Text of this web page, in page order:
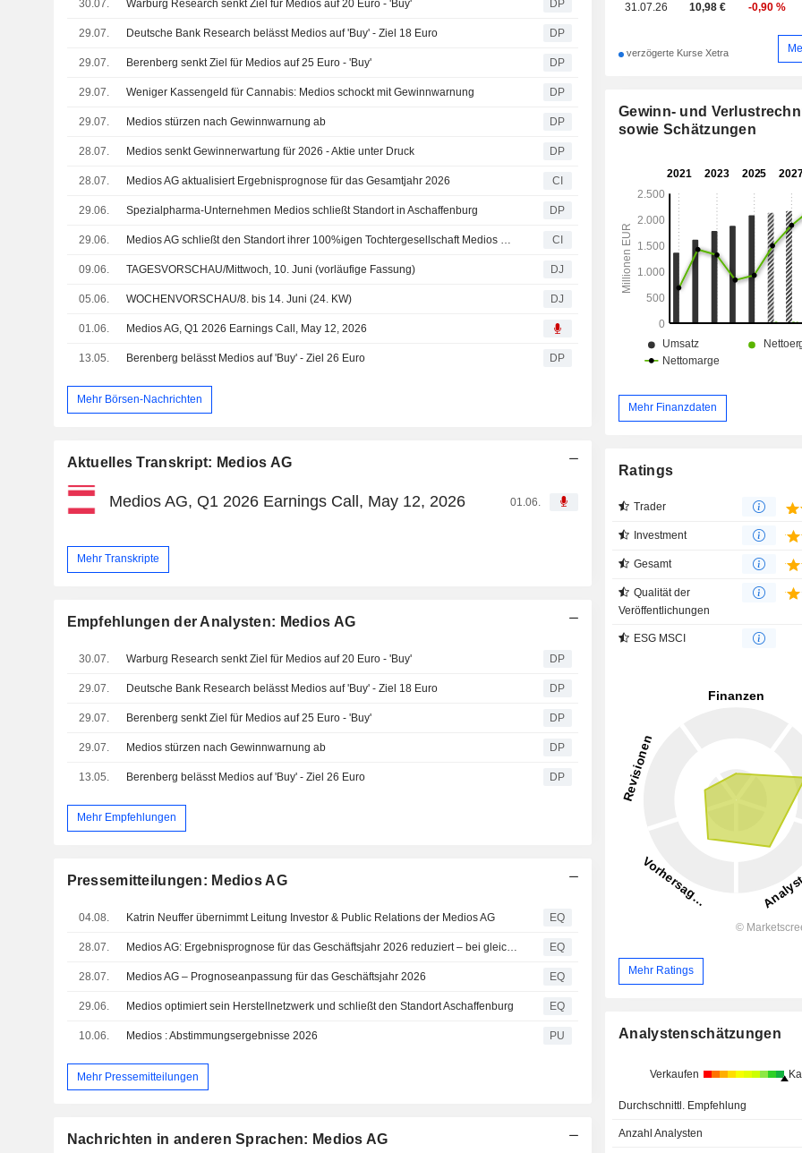
30.07. Warburg Research senkt Ziel für Medios auf 20 Euro - 'Buy' DP
29.07. Deutsche Bank Research belässt Medios auf 'Buy' - Ziel 18 Euro DP
29.07. Berenberg senkt Ziel für Medios auf 25 Euro - 'Buy' DP
29.07. Weniger Kassengeld für Cannabis: Medios schockt mit Gewinnwarnung DP
29.07. Medios stürzen nach Gewinnwarnung ab DP
28.07. Medios senkt Gewinnerwartung für 2026 - Aktie unter Druck DP
28.07. Medios AG aktualisiert Ergebnisprognose für das Gesamtjahr 2026 CI
29.06. Spezialpharma-Unternehmen Medios schließt Standort in Aschaffenburg DP
29.06. Medios AG schließt den Standort ihrer 100%igen Tochtergesellschaft Medios Solutions Aschaffenburg GmbH CI
09.06. TAGESVORSCHAU/Mittwoch, 10. Juni (vorläufige Fassung) DJ
05.06. WOCHENVORSCHAU/8. bis 14. Juni (24. KW) DJ
01.06. Medios AG, Q1 2026 Earnings Call, May 12, 2026
13.05. Berenberg belässt Medios auf 'Buy' - Ziel 26 Euro DP
Mehr Börsen-Nachrichten
Aktuelles Transkript: Medios AG
Medios AG, Q1 2026 Earnings Call, May 12, 2026 01.06.
Mehr Transkripte
Empfehlungen der Analysten: Medios AG
30.07. Warburg Research senkt Ziel für Medios auf 20 Euro - 'Buy' DP
29.07. Deutsche Bank Research belässt Medios auf 'Buy' - Ziel 18 Euro DP
29.07. Berenberg senkt Ziel für Medios auf 25 Euro - 'Buy' DP
29.07. Medios stürzen nach Gewinnwarnung ab DP
13.05. Berenberg belässt Medios auf 'Buy' - Ziel 26 Euro DP
Mehr Empfehlungen
Pressemitteilungen: Medios AG
04.08. Katrin Neuffer übernimmt Leitung Investor & Public Relations der Medios AG EQ
28.07. Medios AG: Ergebnisprognose für das Geschäftsjahr 2026 reduziert – bei gleichzeitiger Anpassung der Umsatzprognose nach oben EQ
28.07. Medios AG – Prognoseanpassung für das Geschäftsjahr 2026 EQ
29.06. Medios optimiert sein Herstellnetzwerk und schließt den Standort Aschaffenburg EQ
10.06. Medios : Abstimmungsergebnisse 2026 PU
Mehr Pressemitteilungen
Nachrichten in anderen Sprachen: Medios AG
Patientenversorgung und die
31.07.26 10,98 € -0,90 %
verzögerte Kurse Xetra
Gewinn- und
sowie Schätzungen
Mehr Finanzdaten
Ratings
Trader
Investment
Gesamt
Qualität der
Veröffentlichungen
ESG MSCI
Mehr Ratings
Analystenschätzungen
Verkaufen
Durchschnittl. Empfehlung
Anzahl Analysten